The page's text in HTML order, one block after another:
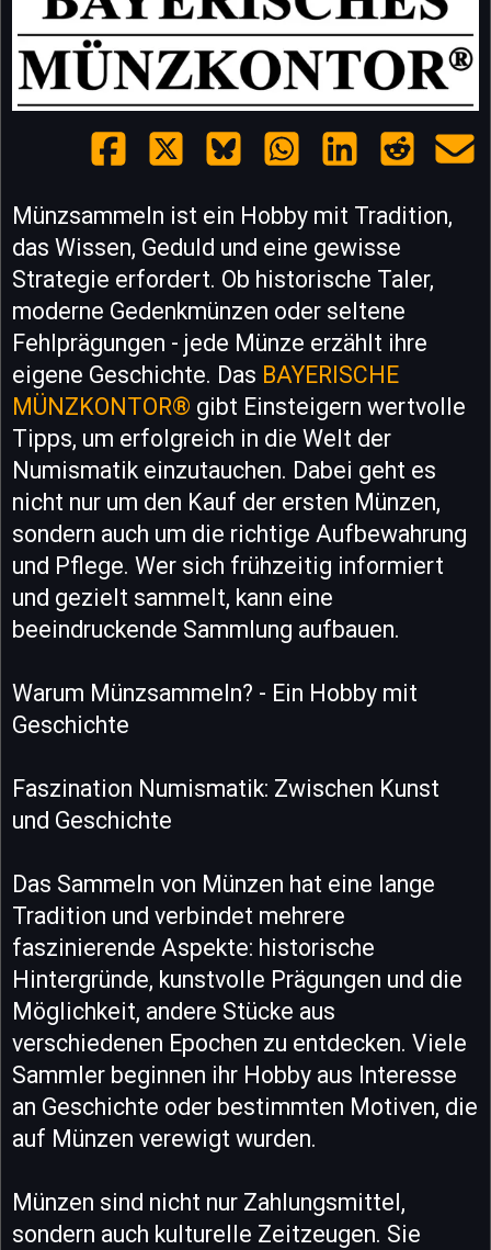
Münzsammeln ist ein Hobby mit Tradition,
das Wissen, Geduld und eine gewisse
Strategie erfordert. Ob historische Taler,
moderne Gedenkmünzen oder seltene
Fehlprägungen - jede Münze erzählt ihre
eigene Geschichte. Das BAYERISCHE
MÜNZKONTOR® gibt Einsteigern wertvolle
Tipps, um erfolgreich in die Welt der
Numismatik einzutauchen. Dabei geht es
nicht nur um den Kauf der ersten Münzen,
sondern auch um die richtige Aufbewahrung
und Pflege. Wer sich frühzeitig informiert
und gezielt sammelt, kann eine
beeindruckende Sammlung aufbauen.
Warum Münzsammeln? - Ein Hobby mit
Geschichte
Faszination Numismatik: Zwischen Kunst
und Geschichte
Das Sammeln von Münzen hat eine lange
Tradition und verbindet mehrere
faszinierende Aspekte: historische
Hintergründe, kunstvolle Prägungen und die
Möglichkeit, andere Stücke aus
verschiedenen Epochen zu entdecken. Viele
Sammler beginnen ihr Hobby aus Interesse
an Geschichte oder bestimmten Motiven, die
auf Münzen verewigt wurden.
Münzen sind nicht nur Zahlungsmittel,
sondern auch kulturelle Zeitzeugen. Sie